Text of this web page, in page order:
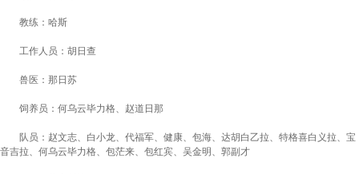
教练：哈斯
工作人员：胡日查
兽医：那日苏
饲养员：何乌云毕力格、赵道日那
队 员：赵文志、白小龙、代福军、健康、包海、达胡白乙拉、特格喜白义拉、宝
音吉拉、何乌云毕力格、包茫来、包红宾、吴金明、郭副才